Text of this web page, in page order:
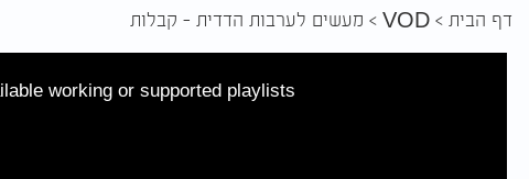
דף הבית VOD מעשים לערבות הדדית - קבלות
working or supported playlists.